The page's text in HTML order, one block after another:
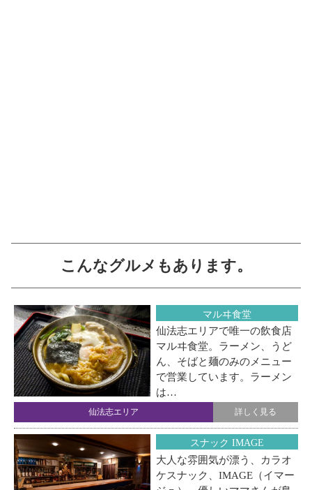
こんなグルメもあります。
マルヰ食堂
仙法志エリアで唯一の飲食店
マルヰ食堂。ラーメン、うど
ん、そばと麺のみのメニュー
で営業しています。ラーメン
は…
仙法志エリア 詳しく見る
スナック IMAGE
大人な雰囲気が漂う、カラオ
ケスナック、IMAGE（イマー